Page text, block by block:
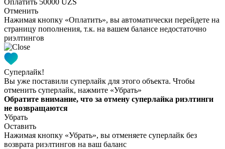
Отменить
Нажимая кнопку «Оплатить», вы автоматически перейдете на
страницу пополнения, т.к. на вашем балансе недостаточно
риэлтингов
Суперлайк!
Вы уже поставили суперлайк для этого объекта. Чтобы
отменить суперлайк, нажмите «Убрать»
Обратите внимание, что за отмену суперлайка риэлтинги
не возвращаются
Убрать
Оставить
Нажимая кнопку «Убрать», вы отменяете суперлайк без
возврата риэлтингов на ваш баланс